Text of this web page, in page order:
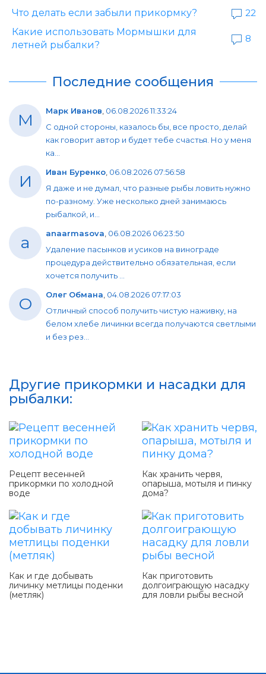
Что делать если забыли прикормку?
22
Какие использовать Мормышки для
летней рыбалки?
8
Последние сообщения
М Марк Иванов 06.08.2026 11:33:24
С одной стороны, казалось бы, все просто, делай
как говорит автор и будет тебе счастья. Но у меня
ка...
И Иван Буренко 06.08.2026 07:56:58
Я даже и не думал, что разные рыбы ловить нужно
по-разному. Уже несколько дней занимаюсь
рыбалкой, и...
a anaarmasova 06.08.2026 06:23:50
Удаление пасынков и усиков на винограде
процедура действительно обязательная, если
хочется получить ...
О Олег Обмана 04.08.2026 07:17:03
Отличный способ получить чистую наживку, на
белом хлебе личинки всегда получаются светлыми
и без рез...
Другие прикормки и насадки для
рыбалки:
Рецепт весенней
прикормки по холодной
воде
Как хранить червя,
опарыша, мотыля и пинку
дома?
Как и где добывать
личинку метлицы поденки
(метляк)
Как приготовить
долгоиграющую насадку
для ловли рыбы весной